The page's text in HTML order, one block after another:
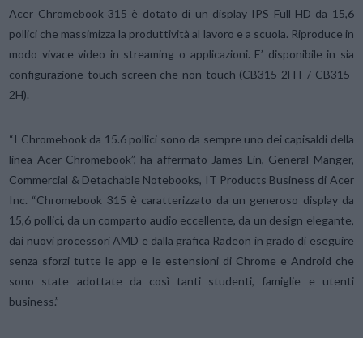
Acer Chromebook 315 è dotato di un display IPS Full HD da 15,6
pollici che massimizza la produttività al lavoro e a scuola. Riproduce in
modo vivace video in streaming o applicazioni. E’ disponibile in sia
configurazione touch-screen che non-touch (CB315-2HT / CB315-
2H).
“I Chromebook da 15.6 pollici sono da sempre uno dei capisaldi della
linea Acer Chromebook”, ha affermato James Lin, General Manger,
Commercial & Detachable Notebooks, IT Products Business di Acer
Inc. “Chromebook 315 è caratterizzato da un generoso display da
15,6 pollici, da un comparto audio eccellente, da un design elegante,
dai nuovi processori AMD e dalla grafica Radeon in grado di eseguire
senza sforzi tutte le app e le estensioni di Chrome e Android che
sono state adottate da così tanti studenti, famiglie e utenti
business.”